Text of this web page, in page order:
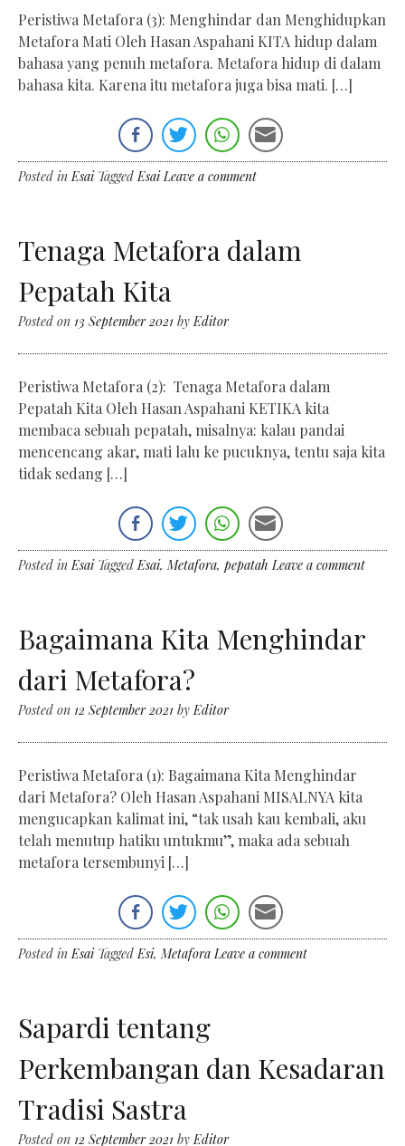
Peristiwa Metafora (3): Menghindar dan Menghidupkan
Metafora Mati Oleh Hasan Aspahani KITA hidup dalam
bahasa yang penuh metafora. Metafora hidup di dalam
bahasa kita. Karena itu metafora juga bisa mati. […]
Posted inEsai TaggedEsai Leave a comment
Tenaga Metafora dalam
Pepatah Kita
Posted on 13 September 2021 byEditor
Peristiwa Metafora (2): Tenaga Metafora dalam
Pepatah Kita Oleh Hasan Aspahani KETIKA kita
membaca sebuah pepatah, misalnya: kalau pandai
mencencang akar, mati lalu ke pucuknya, tentu saja kita
tidak sedang […]
Posted inEsai TaggedEsai,Metafora, pepatah Leave a comment
Bagaimana Kita Menghindar
dari Metafora?
Posted on 12 September 2021 byEditor
Peristiwa Metafora (1): Bagaimana Kita Menghindar
dari Metafora? Oleh Hasan Aspahani MISALNYA kita
mengucapkan kalimat ini, “tak usah kau kembali, aku
telah menutup hatiku untukmu”, maka ada sebuah
metafora tersembunyi […]
Posted inEsai TaggedEsi,Metafora Leave a comment
Sapardi tentang
Perkembangan dan Kesadaran
Tradisi Sastra
Posted on 12 September 2021 byEditor